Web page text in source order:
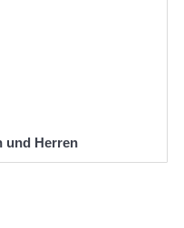
und Herren